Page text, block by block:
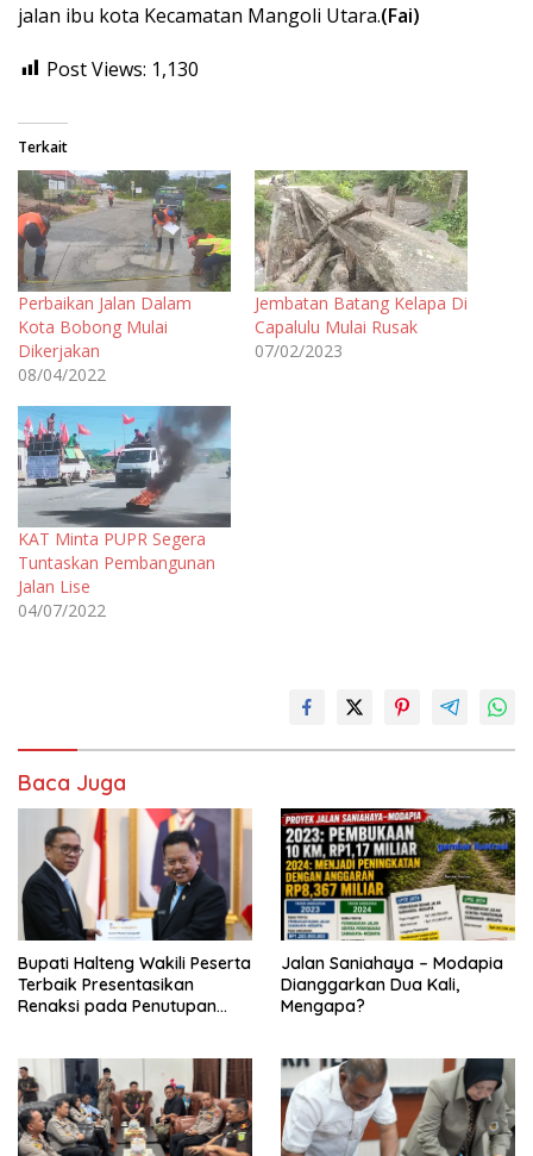
jalan ibu kota Kecamatan Mangoli Utara.(Fai)
Post Views: 1,130
Terkait
Perbaikan Jalan Dalam
Kota Bobong Mulai
Dikerjakan
08/04/2022
Jembatan Batang Kelapa Di
Capalulu Mulai Rusak
07/02/2023
KAT Minta PUPR Segera
Tuntaskan Pembangunan
Jalan Lise
04/07/2022
Baca Juga
Bupati Halteng Wakili Peserta
Terbaik Presentasikan
Renaksi pada Penutupan
Jalan Saniahaya – Modapia
Dianggarkan Dua Kali,
Mengapa?